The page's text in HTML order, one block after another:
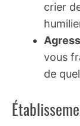
crier
vous
de